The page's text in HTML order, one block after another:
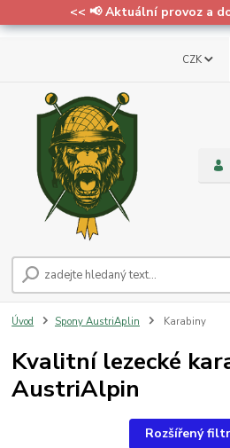
<< 📢 Aktuální provoz a
CZK
Úvod Spony AustriAplin Karabiny
Kvalitní lezecké
AustriAlpin
Rozšířený filtr